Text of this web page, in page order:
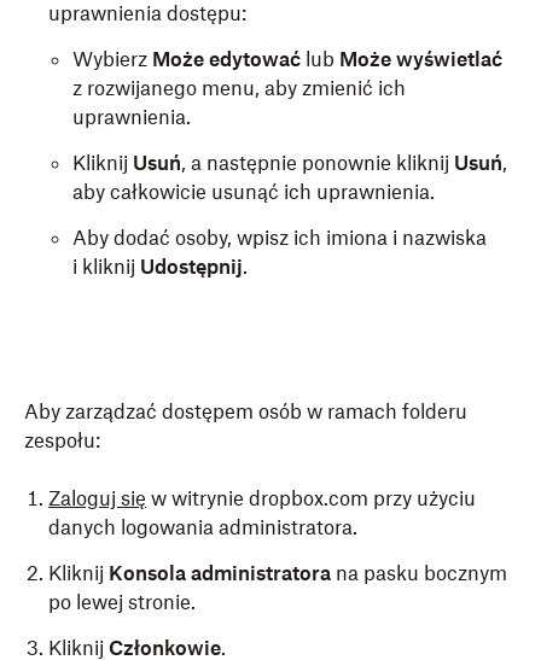
uprawnienia dostępu:
Wybierz Może edytować lub Może wyświetlać
z rozwijanego menu, aby zmienić ich
uprawnienia.
Kliknij Usuń, a następnie ponownie kliknij Usuń,
aby całkowicie usunąć ich uprawnienia.
Aby dodać osoby, wpisz ich imiona i nazwiska
i kliknij Udostępnij.
Aby zarządzać dostępem osób w ramach folderu
zespołu:
Zaloguj się w witrynie dropbox.com przy użyciu
danych logowania administratora.
Kliknij Konsola administratora na pasku bocznym
po lewej stronie.
Kliknij Członkowie.